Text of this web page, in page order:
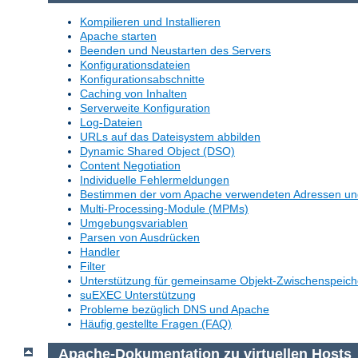
Kompilieren und Installieren
Apache starten
Beenden und Neustarten des Servers
Konfigurationsdateien
Konfigurationsabschnitte
Caching von Inhalten
Serverweite Konfiguration
Log-Dateien
URLs auf das Dateisystem abbilden
Dynamic Shared Object (DSO)
Content Negotiation
Individuelle Fehlermeldungen
Bestimmen der vom Apache verwendeten Adressen
Multi-Processing-Module (MPMs)
Umgebungsvariablen
Parsen von Ausdrücken
Handler
Filter
Unterstützung für gemeinsame Objekt-
suEXEC Unterstützung
Probleme bezüglich DNS und Apache
Häufig gestellte Fragen (FAQ)
Apache-Dokumentation zu virtuellen Hosts